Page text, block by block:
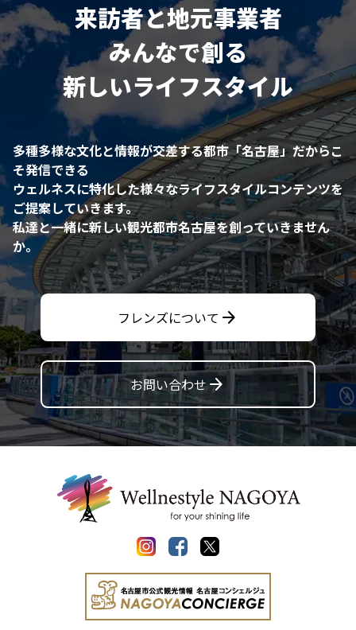
来訪者と地元事業者
みんなで創る
新しいライフスタイル
多種多様な文化と情報が交差する都市「名古屋」だからこ
そ発信できる
ウェルネスに特化した様々なライフスタイルコンテンツを
ご提案していきます。
私達と一緒に新しい観光都市名古屋を創っていきません
か。
フレンズについて arrow_forward
お問い合わせarrow_forward